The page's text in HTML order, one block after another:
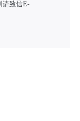
请致信E-